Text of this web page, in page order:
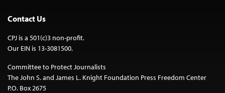
Contact Us
CPJ is a 501(c)3 non-profit.
Our EIN is 13-3081500.
Committee to Protect Journalists
The John S. and James L. Knight Foundation Press Freedom Center
P.O. Box 2675